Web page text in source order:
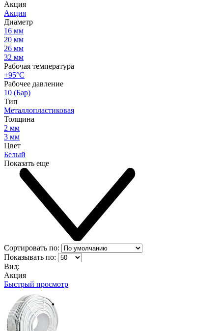
Акция
Акция
Диаметр
16 мм
20 мм
26 мм
32 мм
Рабочая температура
+95°С
Рабочее давление
10 (Бар)
Тип
Металлопластиковая
Толщина
2 мм
3 мм
Цвет
Белый
Показать еще
Сортировать по:
Показывать по:
Вид:
Акция
Быстрый просмотр